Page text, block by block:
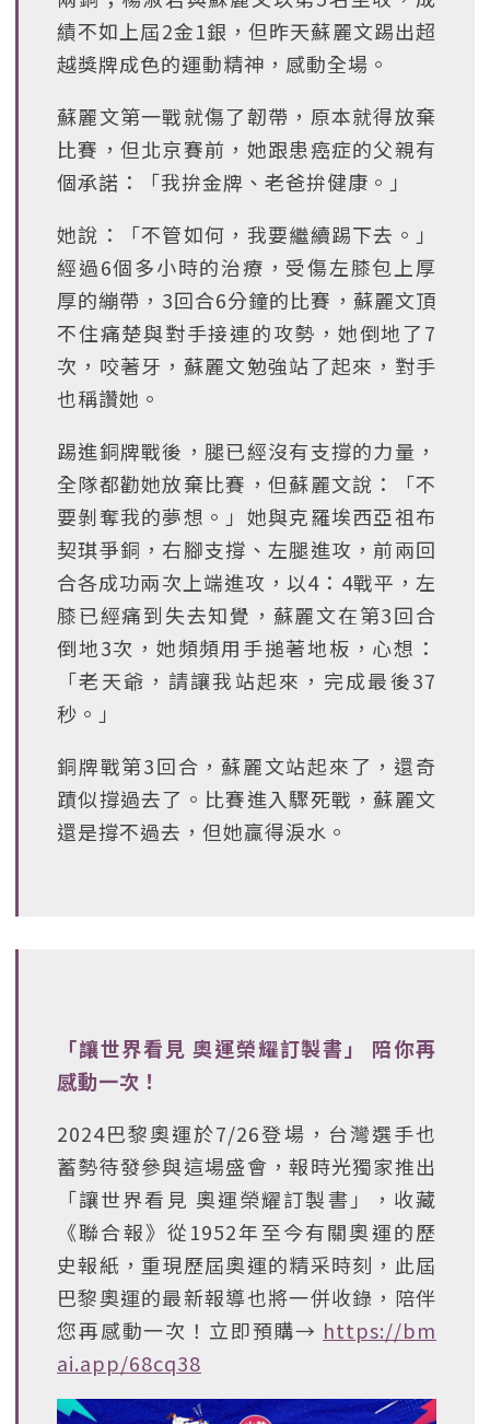
績不如上屆2金1銀，但昨天蘇麗文踢出超
越獎牌成色的運動精神，感動全場。
蘇麗文第一戰就傷了韌帶，原本就得放棄
比賽，但北京賽前，她跟患癌症的父親有
個承諾：「我拚金牌、老爸拚健康。」
她說：「不管如何，我要繼續踢下去。」
經過6個多小時的治療，受傷左膝包上厚
厚的繃帶，3回合6分鐘的比賽，蘇麗文頂
不住痛楚與對手接連的攻勢，她倒地了7
次，咬著牙，蘇麗文勉強站了起來，對手
也稱讚她。
踢進銅牌戰後，腿已經沒有支撐的力量，
全隊都勸她放棄比賽，但蘇麗文說：「不
要剝奪我的夢想。」她與克羅埃西亞祖布
契琪爭銅，右腳支撐、左腿進攻，前兩回
合各成功兩次上端進攻，以4：4戰平，左
膝已經痛到失去知覺，蘇麗文在第3回合
倒地3次，她頻頻用手搥著地板，心想：
「老天爺，請讓我站起來，完成最後37
秒。」
銅牌戰第3回合，蘇麗文站起來了，還奇
蹟似撐過去了。比賽進入驟死戰，蘇麗文
還是撐不過去，但她贏得淚水。
「讓世界看見 奧運榮耀訂製書」 陪你再
感動一次！
2024巴黎奧運於7/26登場，台灣選手也
蓄勢待發參與這場盛會，報時光獨家推出
「讓世界看見 奧運榮耀訂製書」，收藏
《聯合報》從1952年至今有關奧運的歷
史報紙，重現歷屆奧運的精采時刻，此屆
巴黎奧運的最新報導也將一併收錄，陪伴
您再感動一次！立即預購→ https://bm
ai.app/68cq38